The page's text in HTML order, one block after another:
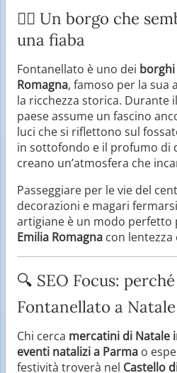
🧚‍♀️ Un borgo che
una fiaba
Fontanellato è uno dei borghi
Romagna, famoso per la sua
la ricchezza storica. Durante
paese assume un fascino
luci che si riflettono sul
in sottofondo e il profumo di
creano un’atmosfera che
Passeggiare per le vie del
decorazioni e magari
artigiane è un modo perfetto
Emilia Romagna con lentezza
🔍 SEO Focus:
Fontanellato a Natale
Chi cerca mercatini di Natale
eventi natalizi a Parma o
festività troverà nel Castello